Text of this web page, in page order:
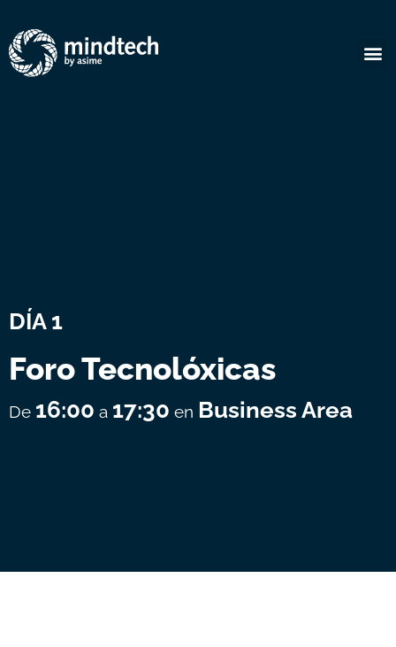
DÍA 1
Foro Tecnolóxicas
De 16:00 a 17:30 en Business Area